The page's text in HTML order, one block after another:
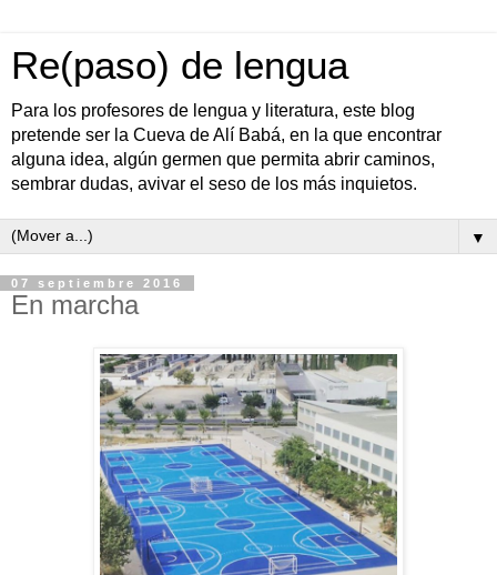
Re(paso) de lengua
Para los profesores de lengua y literatura, este blog
pretende ser la Cueva de Alí Babá, en la que encontrar
alguna idea, algún germen que permita abrir caminos,
sembrar dudas, avivar el seso de los más inquietos.
▼
07 septiembre 2016
En marcha